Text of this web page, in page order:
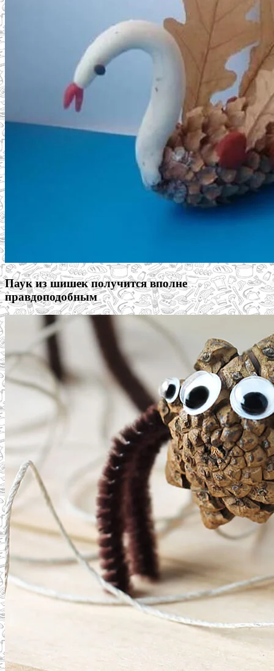
Паук из шишек получится вполне
правдоподобным